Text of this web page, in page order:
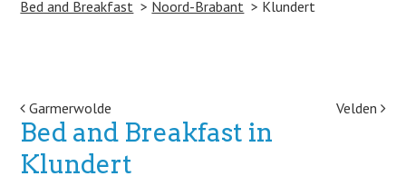
Bed and Breakfast Noord-Brabant Klundert
Post navigation
Garmerwolde Velden
Bed and Breakfast in
Klundert